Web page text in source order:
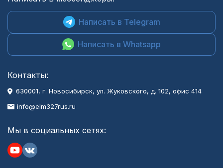
Написать в Telegram
Написать в Whatsapp
Контакты:
630001, г. Новосибирск, ул. Жуковского, д. 102, офис 414
info@elm327rus.ru
Мы в социальных сетях: